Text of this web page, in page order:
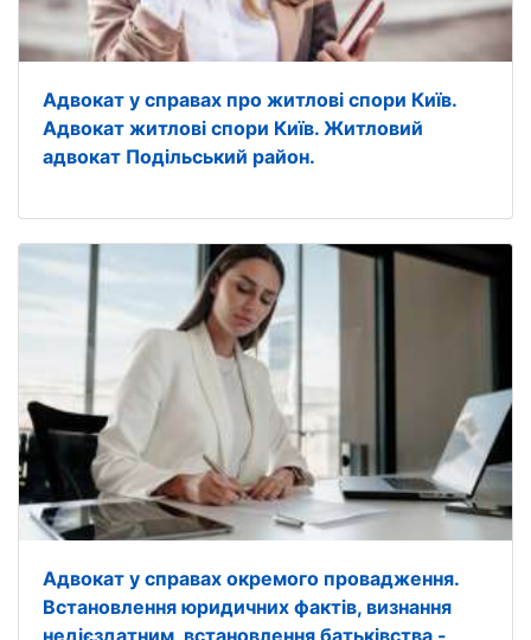
Адвокат у справах про житлові спори Київ.
Адвокат житлові спори Київ. Житловий
адвокат Подільський район.
Адвокат у справах окремого провадження.
Встановлення юридичних фактів, визнання
недієздатним, встановлення батьківства -